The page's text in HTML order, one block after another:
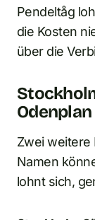
Pendeltåg
die Kosten
über die
Odenplan
Zwei weitere
Namen
lohnt sich,